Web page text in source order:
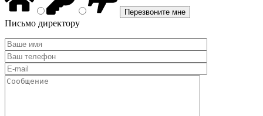
Письмо директору